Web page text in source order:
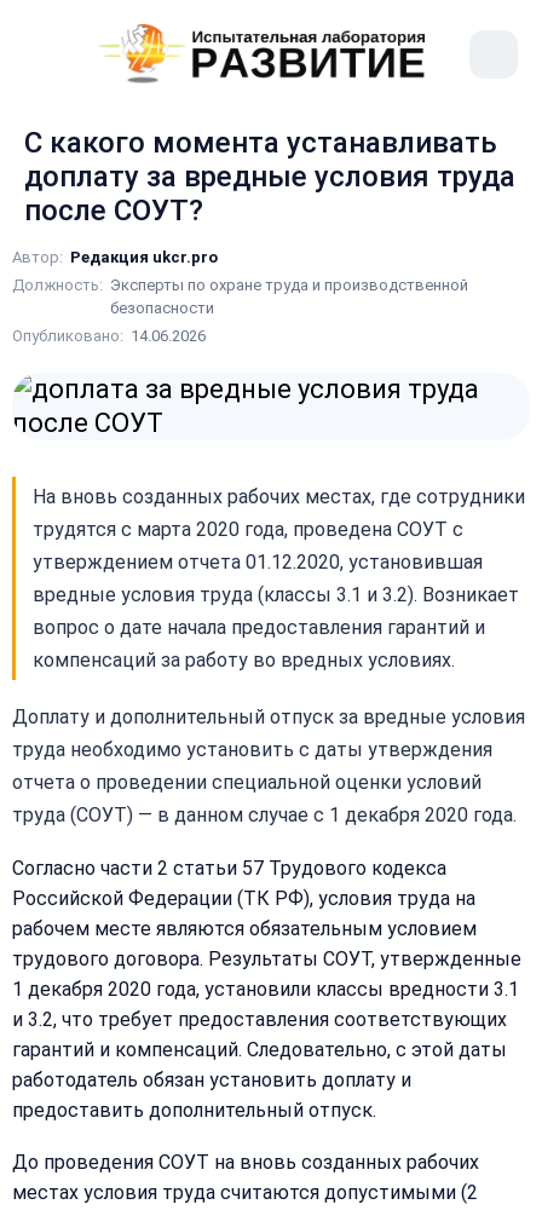
С какого момента устанавливать
доплату за вредные условия труда
после СОУТ?
Автор: Редакция ukcr.pro
Должность: Эксперты по охране труда и производственной
безопасности
Опубликовано: 14.06.2026
На вновь созданных рабочих местах, где сотрудники
трудятся с марта 2020 года, проведена СОУТ с
утверждением отчета 01.12.2020, установившая
вредные условия труда (классы 3.1 и 3.2). Возникает
вопрос о дате начала предоставления гарантий и
компенсаций за работу во вредных условиях.
Доплату и дополнительный отпуск за вредные условия
труда необходимо установить с даты утверждения
отчета о проведении специальной оценки условий
труда (СОУТ) — в данном случае с 1 декабря 2020 года.
Согласно части 2 статьи 57 Трудового кодекса
Российской Федерации (ТК РФ), условия труда на
рабочем месте являются обязательным условием
трудового договора. Результаты СОУТ, утвержденные
1 декабря 2020 года, установили классы вредности 3.1
и 3.2, что требует предоставления соответствующих
гарантий и компенсаций. Следовательно, с этой даты
работодатель обязан установить доплату и
предоставить дополнительный отпуск.
До проведения СОУТ на вновь созданных рабочих
местах условия труда считаются допустимыми (2